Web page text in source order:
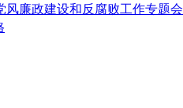
风廉政建设和反腐败工作专题会